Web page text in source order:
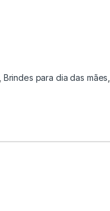
Brindes para dia das mães